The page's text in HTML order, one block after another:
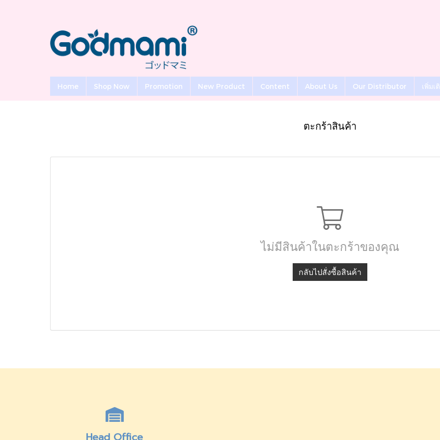
Home Shop Now Promotion New Product Content About Us Our Distributor เพิ่มเ
ตะกร้าสินค้า
ไม่มีสินค้าในตะกร้าของคุณ
กลับไปสั่งซื้อสินค้า
Head Office